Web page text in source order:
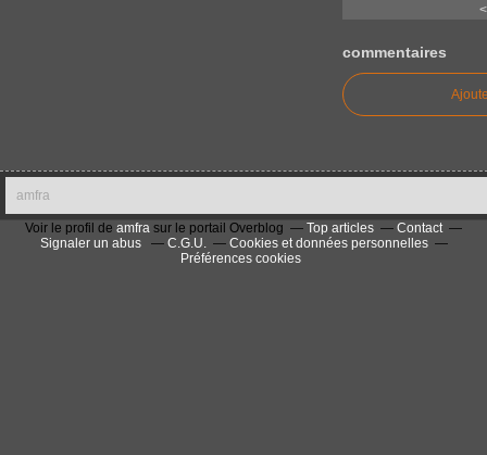
commentaires
amfra
Voir le profil de amfra sur le portail Overblog Top articles
Contact
Signaler un abus
C.G.U.
Cookies et données personnelles
Préférences cookies